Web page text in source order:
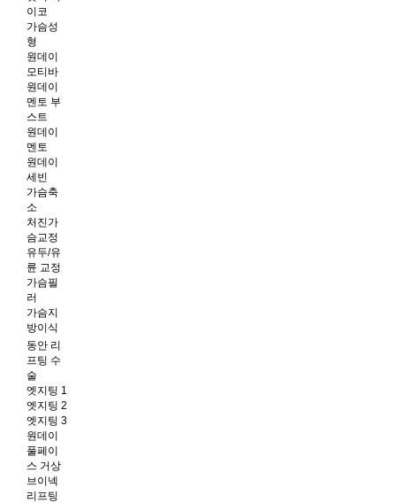
이코
가슴성
형
원데이
모티바
원데이
멘토 부
스트
원데이
멘토
원데이
세빈
가슴축
소
처진가
슴교정
유두/유
륜 교정
가슴필
러
가슴지
방이식
동안 리
프팅 수
술
엣지팅 1
엣지팅 2
엣지팅 3
원데이
풀페이
스 거상
브이넥
리프팅